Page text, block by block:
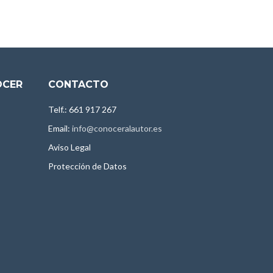
CONTACTO
Telf.: 661 917 267
Email: info@conoceralautor.es
Aviso Legal
Protección de Datos